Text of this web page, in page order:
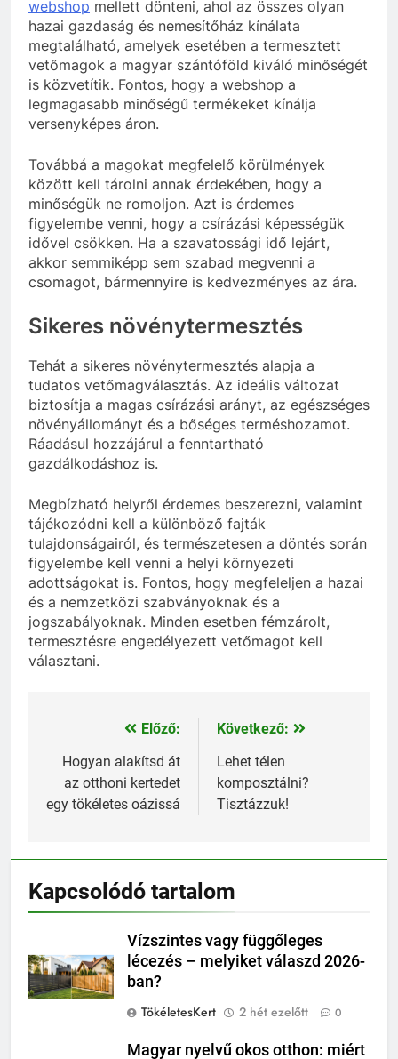
webshop mellett dönteni, ahol az összes olyan
hazai gazdaság és nemesítőház kínálata
megtalálható, amelyek esetében a termesztett
vetőmagok a magyar szántóföld kiváló minőségét
is közvetítik. Fontos, hogy a webshop a
legmagasabb minőségű termékeket kínálja
versenyképes áron.
Továbbá a magokat megfelelő körülmények
között kell tárolni annak érdekében, hogy a
minőségük ne romoljon. Azt is érdemes
figyelembe venni, hogy a csírázási képességük
idővel csökken. Ha a szavatossági idő lejárt,
akkor semmiképp sem szabad megvenni a
csomagot, bármennyire is kedvezményes az ára.
Sikeres növénytermesztés
Tehát a sikeres növénytermesztés alapja a
tudatos vetőmagválasztás. Az ideális változat
biztosítja a magas csírázási arányt, az egészséges
növényállományt és a bőséges terméshozamot.
Ráadásul hozzájárul a fenntartható
gazdálkodáshoz is.
Megbízható helyről érdemes beszerezni, valamint
tájékozódni kell a különböző fajták
tulajdonságairól, és természetesen a döntés során
figyelembe kell venni a helyi környezeti
adottságokat is. Fontos, hogy megfeleljen a hazai
és a nemzetközi szabványoknak és a
jogszabályoknak. Minden esetben fémzárolt,
termesztésre engedélyezett vetőmagot kell
választani.
Bejegyzés
navigáció
Előző:
Hogyan alakítsd át
az otthoni kertedet
egy tökéletes oázissá
Következő:
Lehet télen
komposztálni?
Tisztázzuk!
Kapcsolódó tartalom
Vízszintes vagy függőleges
lécezés – melyiket válaszd 2026-
ban?
TökéletesKert
2 hét ezelőtt 0
Magyar nyelvű okos otthon: miért